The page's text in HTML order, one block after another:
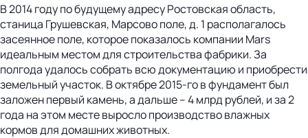
В 2014 году по будущему адресу Ростовская область,
станица Грушевская, Марсово поле, д. 1 располагалось
засеянное поле, которое показалось компании Mars
идеальным местом для строительства фабрики. За
полгода удалось собрать всю документацию и приобрести
земельный участок. В октябре 2015-го в фундамент был
заложен первый камень, а дальше – 4 млрд рублей, и за 2
года на этом месте выросло производство влажных
кормов для домашних животных.